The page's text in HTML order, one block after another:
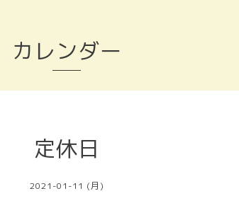
カレンダー
定休日
2021-01-11 (月)